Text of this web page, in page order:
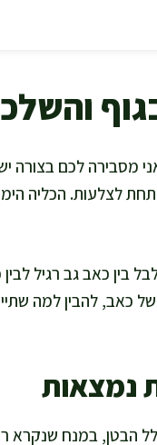
מסבירה לכם בצורה
לצלעות. הכליה
בין כאב גב רגיל
כאב, להבין למה
נמצאות
הבטן, במנח שנקרא